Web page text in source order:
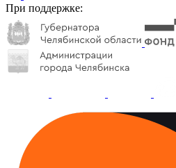
При поддержке: